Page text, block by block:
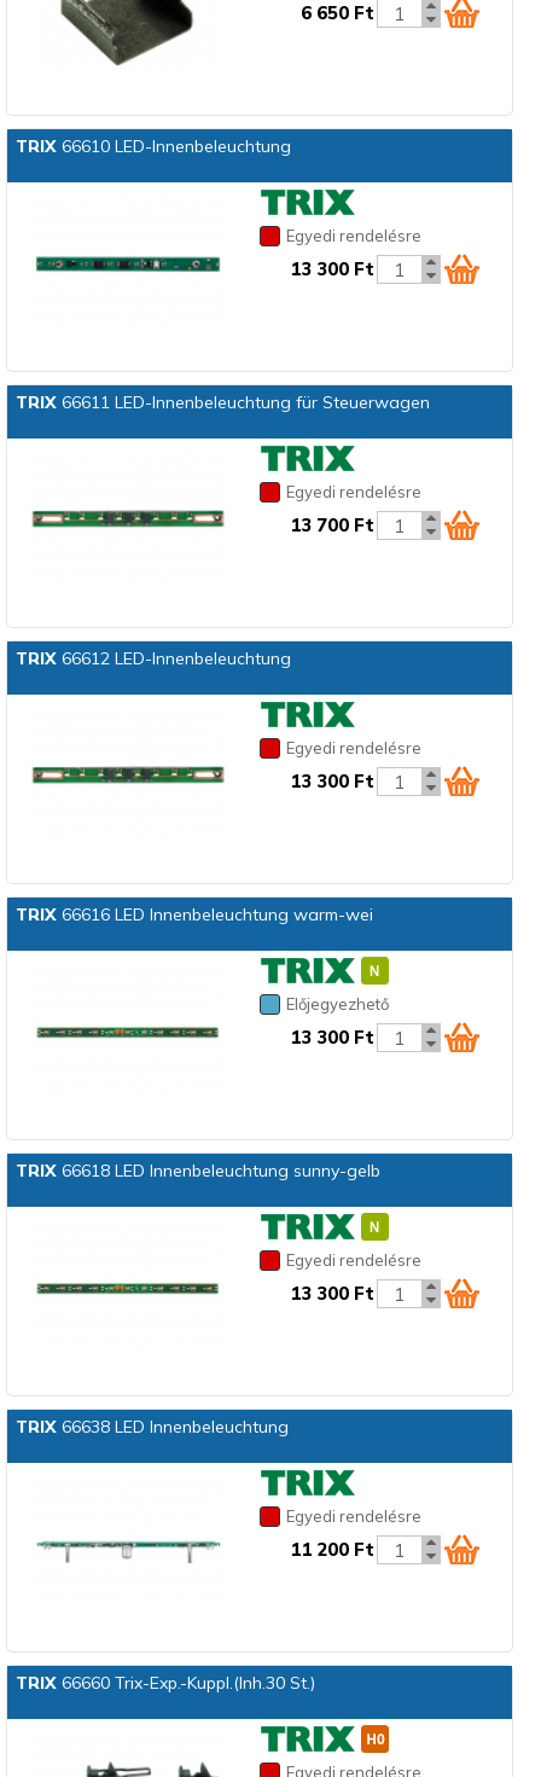
6 650 Ft
TRIX66610 LED-Innenbeleuchtung
Egyedi rendelésre
13 300 Ft
TRIX66611 LED-Innenbeleuchtung für Steuerwagen
Egyedi rendelésre
13 700 Ft
TRIX66612 LED-Innenbeleuchtung
Egyedi rendelésre
13 300 Ft
TRIX66616 LED Innenbeleuchtung warm-wei
Előjegyezhető
13 300 Ft
TRIX66618 LED Innenbeleuchtung sunny-gelb
Egyedi rendelésre
13 300 Ft
TRIX66638 LED Innenbeleuchtung
Egyedi rendelésre
11 200 Ft
TRIX66660 Trix-Exp.-Kuppl.(Inh.30 St.)
Egyedi rendelésre